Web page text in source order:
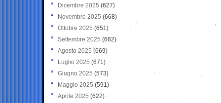
Dicembre 2025 (627)
Novembre 2025 (668)
Ottobre 2025 (651)
Settembre 2025 (662)
Agosto 2025 (669)
Luglio 2025 (671)
Giugno 2025 (573)
Maggio 2025 (591)
Aprile 2025 (622)